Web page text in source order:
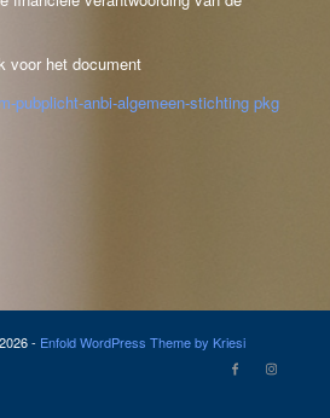
voor het document
pubplicht-anbi-algemeen-stichting pkg
- Enfold WordPress Theme by Kriesi